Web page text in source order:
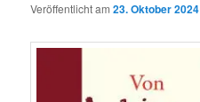
Veröffentlicht am23. Oktober 2024